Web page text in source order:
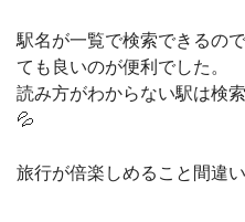
駅名が一覧で検索できるの
ても良いのが便利でした。
読み方がわからない駅は検
💦
旅行が倍楽しめること間違